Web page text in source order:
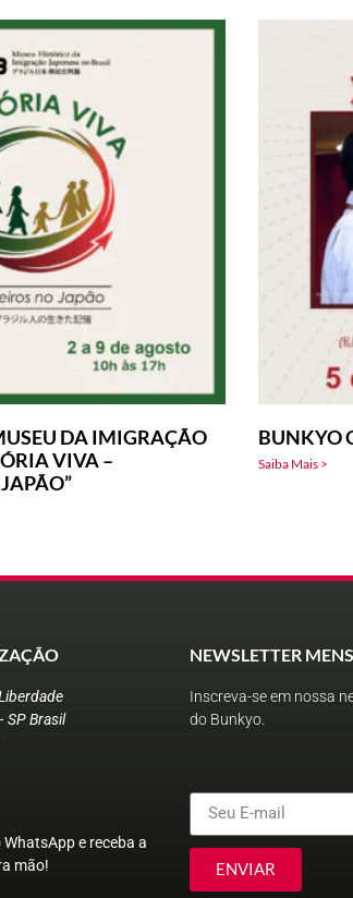
DA IMIGRAÇÃO
VIVA –
BUNKYO
Saiba Mais >
SP Brasil
e receba a
mão!
NEWSLETTER
Inscreva-se em nossa
do Bunkyo.
ENVIAR